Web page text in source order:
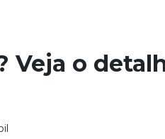
Veja o